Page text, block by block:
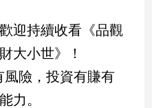
迎持續收看《品觀
大小世》！
險，投資有賺有
力。